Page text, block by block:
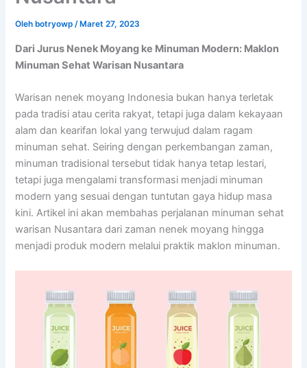
Oleh botryowp/ Maret 27, 2023
Dari Jurus Nenek Moyang ke Minuman Modern: Maklon
Minuman Sehat Warisan Nusantara
Warisan nenek moyang Indonesia bukan hanya terletak
pada tradisi atau cerita rakyat, tetapi juga dalam kekayaan
alam dan kearifan lokal yang terwujud dalam ragam
minuman sehat. Seiring dengan perkembangan zaman,
minuman tradisional tersebut tidak hanya tetap lestari,
tetapi juga mengalami transformasi menjadi minuman
modern yang sesuai dengan tuntutan gaya hidup masa
kini. Artikel ini akan membahas perjalanan minuman sehat
warisan Nusantara dari zaman nenek moyang hingga
menjadi produk modern melalui praktik maklon minuman.